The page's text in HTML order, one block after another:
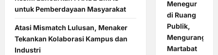
untuk Pemberdayaan Masyarakat
Atasi Mismatch Lulusan, Menaker
Tekankan Kolaborasi Kampus dan
Industri
Menegur
di Ruang
Publik,
Mengurangi
Martabat